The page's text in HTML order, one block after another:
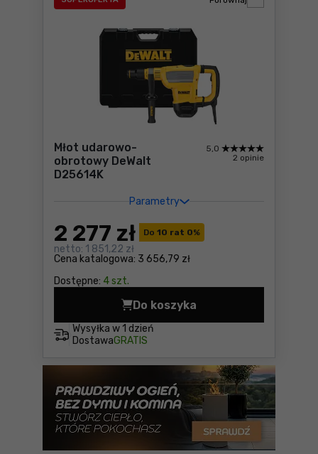
Młot udarowo-
obrotowy DeWalt
D25614K
Parametry
5,0
2 opinie
Do 10 rat 0%
Cena katalogowa: 3 656,79 zł
2 277 zł
netto: 1 851,22 zł
Dostępne: 4 szt.
Wysyłka w 1 dzień
DostawaGRATIS
Do koszyka
Młot udarowo-obrotowy